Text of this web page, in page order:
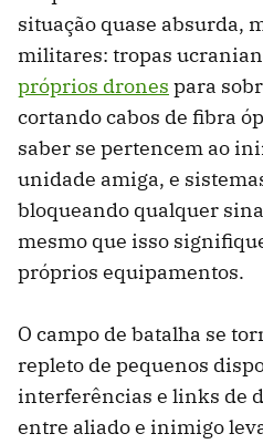
situação quase absurda,
militares: tropas
próprios drones para
cortando cabos de fibra
saber se pertencem ao
unidade amiga, e
bloqueando qualquer
mesmo que isso
próprios equipamentos.
O campo de batalha se
repleto de pequenos
interferências e links de
entre aliado e inimigo